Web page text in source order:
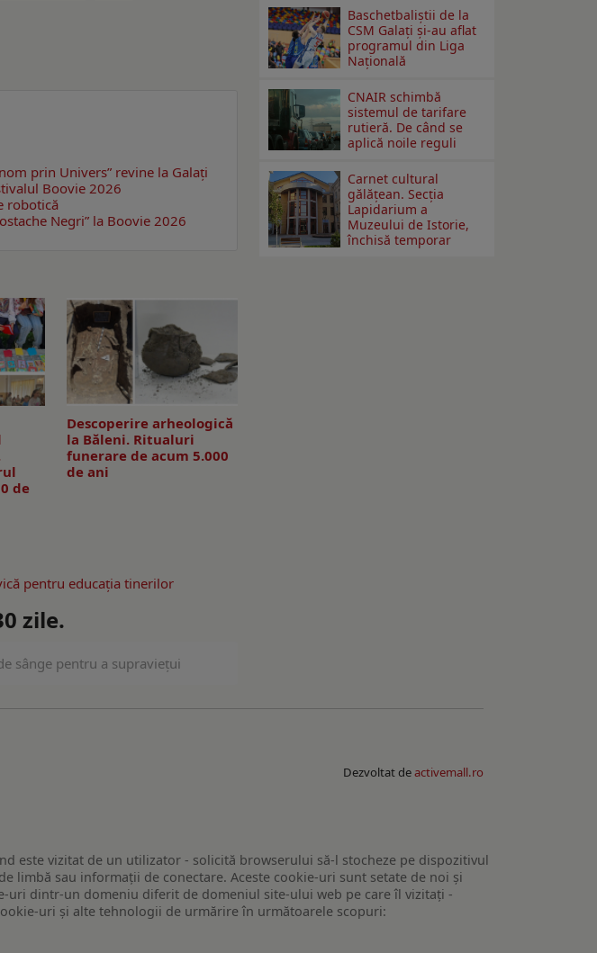
prin Univers” revine la Galați
Boovie 2026
robotică
Negri” la Boovie 2026
de
Descoperire arheologică
la Băleni. Ritualuri
funerare de acum 5.000
de ani
pentru educația tinerilor
zile.
sânge pentru a supraviețui
Baschetbaliștii de la
CSM Galați și-au aflat
programul din Liga
Națională
CNAIR schimbă
sistemul de tarifare
rutieră. De când se
aplică noile reguli
Carnet cultural
gălăţean. Secţia
Lapidarium a
Muzeului de Istorie,
închisă temporar
Dezvoltat deactivemall.ro
este vizitat de un utilizator - solicită browserului să-l stocheze pe dispozitivul
limbă sau informații de conectare. Aceste cookie-uri sunt setate de noi și
dintr-un domeniu diferit de domeniul site-ului web pe care îl vizitați -
uri și alte tehnologii de urmărire în următoarele scopuri: